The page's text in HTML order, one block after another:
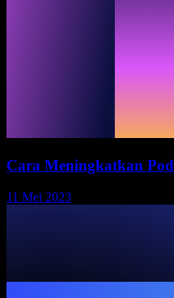
Cara Meningkatkan
11 Mei 2023